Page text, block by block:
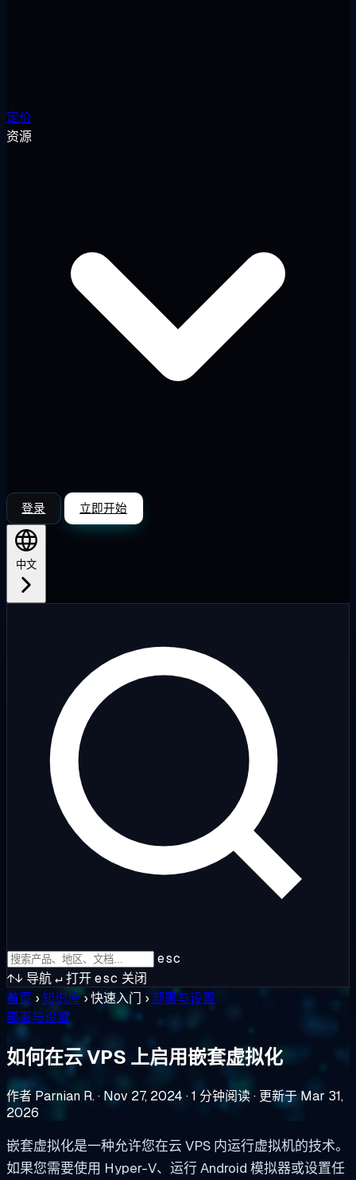
定价
资源
登录 立即开始
中文
esc
↑↓ 导航↵打开esc 关闭
首页 ›知识库 ›快速入门 ›部署与设置
部署与设置
如何在云 VPS 上启用嵌套虚拟化
作者 Parnian R.· Nov 27, 2024 ·1 分钟阅读· 更新于 Mar 31,
2026
嵌套虚拟化是一种允许您在云 VPS 内运行虚拟机的技术。
如果您需要使用 Hyper-V、运行 Android 模拟器或设置任